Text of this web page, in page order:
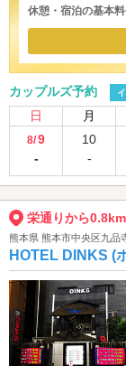
休憩・宿泊の基本
カップルズ予約
日 月
8/9
-
10
-
栄通りから0.8km
熊本県 熊本市中央区九品
HOTEL DINKS (